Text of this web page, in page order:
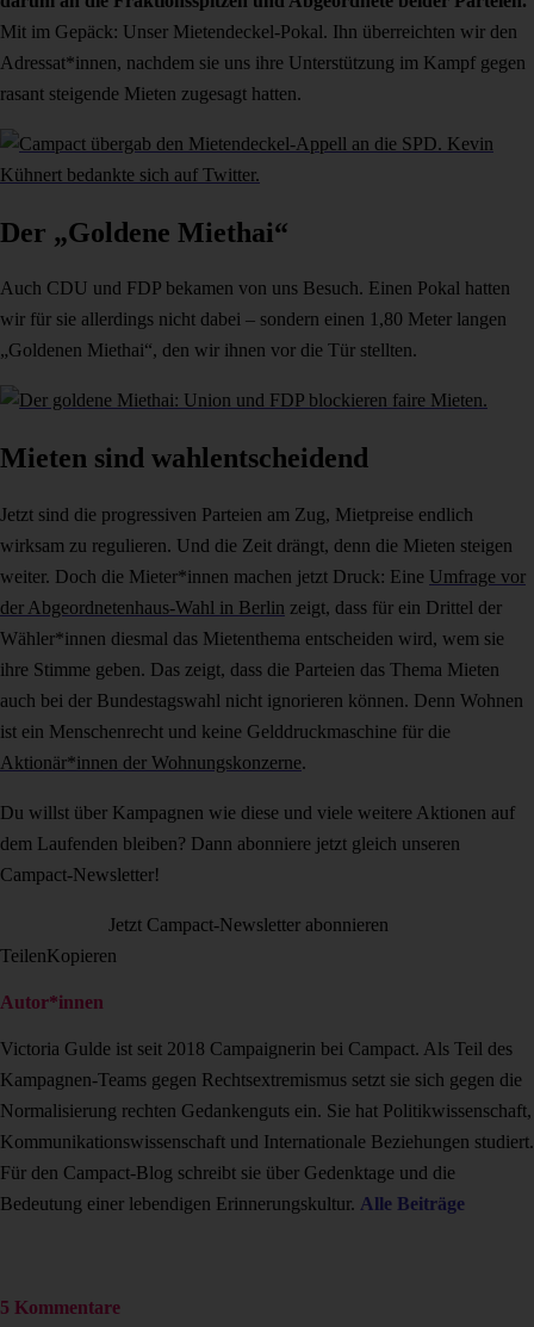
Mit im Gepäck: Unser Mietendeckel-Pokal. Ihn überreichten wir den
Adressat*innen, nachdem sie uns ihre Unterstützung im Kampf gegen
rasant steigende Mieten zugesagt hatten.
Der „Goldene Miethai“
Auch CDU und FDP bekamen von uns Besuch. Einen Pokal hatten
wir für sie allerdings nicht dabei – sondern einen 1,80 Meter langen
„Goldenen Miethai“, den wir ihnen vor die Tür stellten.
Mieten sind wahlentscheidend
Jetzt sind die progressiven Parteien am Zug, Mietpreise endlich
wirksam zu regulieren. Und die Zeit drängt, denn die Mieten steigen
weiter. Doch die Mieter*innen machen jetzt Druck: Eine Umfrage vor
der Abgeordnetenhaus-Wahl in Berlin zeigt, dass für ein Drittel der
Wähler*innen diesmal das Mietenthema entscheiden wird, wem sie
ihre Stimme geben. Das zeigt, dass die Parteien das Thema Mieten
auch bei der Bundestagswahl nicht ignorieren können. Denn Wohnen
ist ein Menschenrecht und keine Gelddruckmaschine für die
Aktionär*innen der Wohnungskonzerne.
Du willst über Kampagnen wie diese und viele weitere Aktionen auf
dem Laufenden bleiben? Dann abonniere jetzt gleich unseren
Campact-Newsletter!
Jetzt Campact-Newsletter abonnieren
TeilenKopieren
Autor*innen
Victoria Gulde ist seit 2018 Campaignerin bei Campact. Als Teil des
Kampagnen-Teams gegen Rechtsextremismus setzt sie sich gegen die
Normalisierung rechten Gedankenguts ein. Sie hat Politikwissenschaft,
Kommunikationswissenschaft und Internationale Beziehungen studiert.
Für den Campact-Blog schreibt sie über Gedenktage und die
Bedeutung einer lebendigen Erinnerungskultur. Alle Beiträge
5 Kommentare